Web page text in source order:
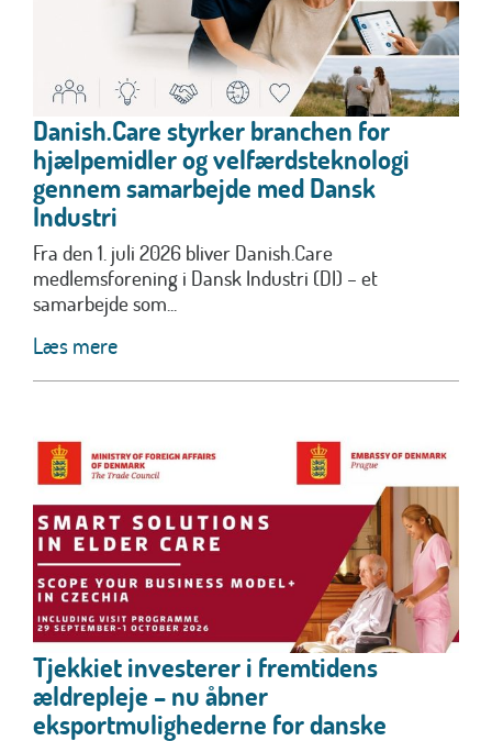
Danish.Care styrker branchen for
hjælpemidler og velfærdsteknologi
gennem samarbejde med Dansk
Industri
Fra den 1. juli 2026 bliver Danish.Care
medlemsforening i Dansk Industri (DI) – et
samarbejde som...
Læs mere
Tjekkiet investerer i fremtidens
ældrepleje – nu åbner
eksportmulighederne for danske